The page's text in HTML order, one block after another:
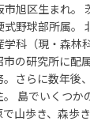
市旭区生まれ。
式野球部所属。
学科（現・森林
の研究所に配
さらに数年後
島でいくつか
山歩き、森歩